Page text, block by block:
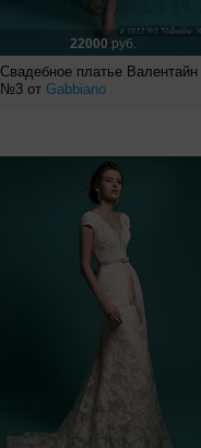
22000руб.
Свадебное платье Валентайн
№3 от Gabbiano